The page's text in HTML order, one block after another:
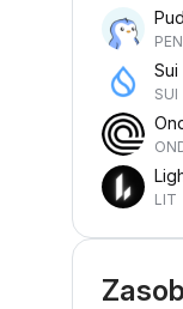
Sui
SUI
LIT